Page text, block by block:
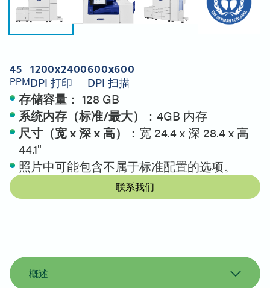
45
PPM
1200x2400
DPI 打印
600x600
DPI 扫描
存储容量 ： 128 GB
系统内存（标准/最大）
：4GB 内存
尺寸（宽 x 深 x 高）
：宽 24.4 x 深 28.4 x 高
44.1"
照片中可能包含不属于标准配置的选项。
联系我们
概述